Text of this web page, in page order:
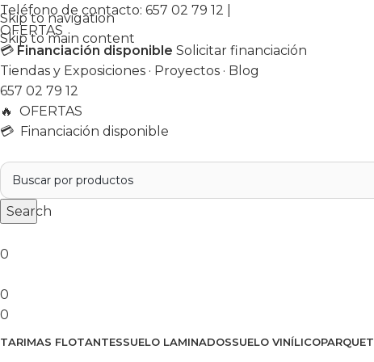
Skip to navigation
Skip to main content
Teléfono de contacto: 657 02 79 12
OFERTAS
💳 Financiación disponible Solicitar financiación
Tiendas y Exposiciones · Proyectos · Blog
657 02 79 12
🔥 OFERTAS
💳 Financiación disponible
Search
0
0
0
TARIMAS FLOTANTESSUELO LAMINADOSSUELO VINÍLICOPARQUET